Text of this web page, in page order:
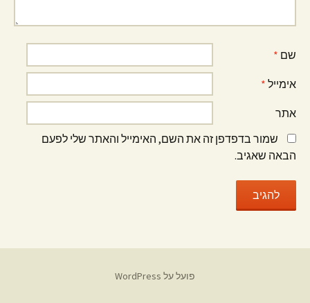
שם *
אימייל *
אתר
שמור בדפדפן זה את השם, האימייל והאתר שלי לפעם
הבאה שאגיב.
פועל על WordPress